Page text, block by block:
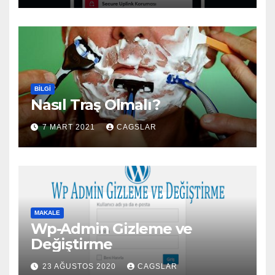
BILGI
Nasıl Traş Olmalı?
7 MART 2021 CAGSLAR
MAKALE
Wp-Admin Gizleme ve
Değiştirme
23 AĞUSTOS 2020 CAGSLAR